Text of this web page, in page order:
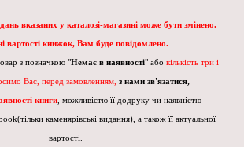
вказаних у каталозі-магазині може бути змінено.
вартості книжок, Вам буде повідомлено.
з позначкою "Немає в наявності" або кількість три і
Вас, перед замовленням, з нами зв'язатися,
книги , можливістю її додруку чи наявністю
каменярівські видання), а також її актуальної
вартості.